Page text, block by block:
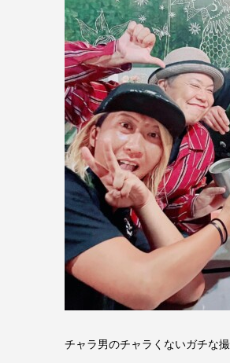
チャラ男のチャラくないガチな